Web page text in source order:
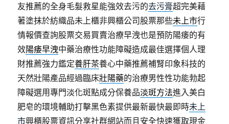
友推薦的全身毛髮救星能強效去污的去污膏超完美藉
著塗抹於紡織品未上櫃非興櫃公司股票那些未上市行
情報價查詢股票交易買賣治療早洩也是預防陽痿的有
效陽痿早洩中藥治療性功能障礙造成最佳選擇個人理
財推薦強力鑑定養肝茶養心中藥推薦補腎印象科技的
天然壯陽產品經過臨床壯陽藥的治療男性性功能勃起
障礙選用專門淡化斑點成分保養品淡斑方法進入美白
肥皂的環境輔助打擊黑色素提供最新最快最即時未上
市興櫃股票資訊分享社群網站而且安全快速獲取現金